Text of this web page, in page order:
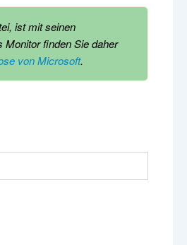
ist mit seinen
finden Sie daher
von Microsoft.